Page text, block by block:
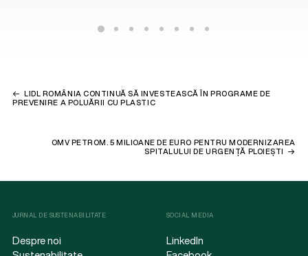
LIDL ROMÂNIA CONTINUĂ SĂ INVESTEASCĂ ÎN PROGRAME DE
PREVENIRE A POLUĂRII CU PLASTIC
OMV PETROM. 5 MILIOANE DE EURO PENTRU MODERNIZAREA
SPITALULUI DE URGENȚĂ PLOIEȘTI
JURNAL DE SUSTENABILITATE
Despre noi
SOCIAL MEDIA
LinkedIn